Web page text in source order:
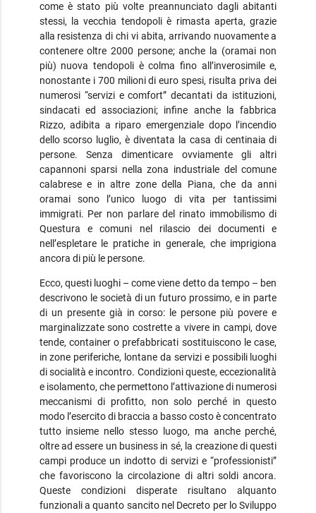
come è stato più volte preannunciato dagli abitanti
stessi, la vecchia tendopoli è rimasta aperta, grazie
alla resistenza di chi vi abita, arrivando nuovamente a
contenere oltre 2000 persone; anche la (oramai non
più) nuova tendopoli è colma fino all’inverosimile e,
nonostante i 700 milioni di euro spesi, risulta priva dei
numerosi “servizi e comfort” decantati da istituzioni,
sindacati ed associazioni; infine anche la fabbrica
Rizzo, adibita a riparo emergenziale dopo l’incendio
dello scorso luglio, è diventata la casa di centinaia di
persone. Senza dimenticare ovviamente gli altri
capannoni sparsi nella zona industriale del comune
calabrese e in altre zone della Piana, che da anni
oramai sono l’unico luogo di vita per tantissimi
immigrati. Per non parlare del rinato immobilismo di
Questura e comuni nel rilascio dei documenti e
nell’espletare le pratiche in generale, che imprigiona
ancora di più le persone.
Ecco, questi luoghi – come viene detto da tempo – ben
descrivono le società di un futuro prossimo, e in parte
di un presente già in corso: le persone più povere e
marginalizzate sono costrette a vivere in campi, dove
tende, container o prefabbricati sostituiscono le case,
in zone periferiche, lontane da servizi e possibili luoghi
di socialità e incontro. Condizioni queste, eccezionalità
e isolamento, che permettono l’attivazione di numerosi
meccanismi di profitto, non solo perché in questo
modo l’esercito di braccia a basso costo è concentrato
tutto insieme nello stesso luogo, ma anche perché,
oltre ad essere un business in sé, la creazione di questi
campi produce un indotto di servizi e “professionisti”
che favoriscono la circolazione di altri soldi ancora.
Queste condizioni disperate risultano alquanto
funzionali a quanto sancito nel Decreto per lo Sviluppo